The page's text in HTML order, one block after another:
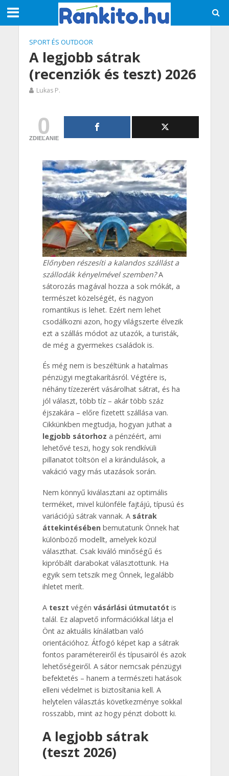
SPORT ÉS OUTDOOR
A legjobb sátrak
(recenziók és teszt) 2026
Lukas P.
0
ZDIEĽANIE
Előnyben részesíti a kalandos szállást a
szállodák kényelmével szemben?A
sátorozás magával hozza a sok mókát, a
természet közelségét, és nagyon
romantikus is lehet. Ezért nem lehet
csodálkozni azon, hogy világszerte élvezik
ezt a szállás módot az utazók, a turisták,
de még a gyermekes családok is.
És még nem is beszéltünk a hatalmas
pénzügyi megtakarításról. Végtére is,
néhány tízezerért vásárolhat sátrat, és ha
jól választ, több tíz – akár több száz
éjszakára – előre fizetett szállása van.
Cikkünkben megtudja, hogyan juthat a
legjobb sátorhoz a pénzéért, ami
lehetővé teszi, hogy sok rendkívüli
pillanatot töltsön el a kirándulások, a
vakáció vagy más utazások során.
Nem könnyű kiválasztani az optimális
terméket, mivel különféle fajtájú, típusú és
variációjú sátrak vannak. A sátrak
áttekintésébenbemutatunk Önnek hat
különböző modellt, amelyek közül
választhat. Csak kiváló minőségű és
kipróbált darabokat választottunk. Ha
egyik sem tetszik meg Önnek, legalább
ihletet merít.
A teszt végén vásárlási útmutatót is
talál. Ez alapvető információkkal látja el
Önt az aktuális kínálatban való
orientációhoz. Átfogó képet kap a sátrak
fontos paramétereiről és típusairól és azok
lehetőségeiről. A sátor nemcsak pénzügyi
befektetés – hanem a természeti hatások
elleni védelmet is biztosítania kell. A
helytelen választás következménye sokkal
rosszabb, mint az hogy pénzt dobott ki.
A legjobb sátrak
(teszt 2026)